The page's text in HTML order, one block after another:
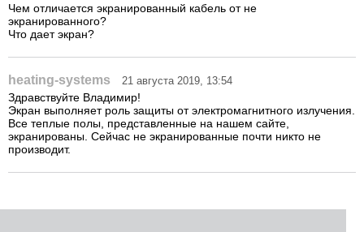
Чем отличается экранированный кабель от не
экранированного?
Что дает экран?
heating-systems 21 августа 2019, 13:54
Здравствуйте Владимир!
Экран выполняет роль защиты от электромагнитного излучения.
Все теплые полы, представленные на нашем сайте,
экранированы. Сейчас не экранированные почти никто не
производит.